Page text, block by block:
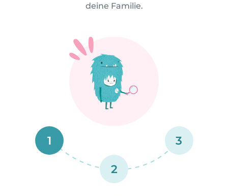
deine Familie.
1
2
3